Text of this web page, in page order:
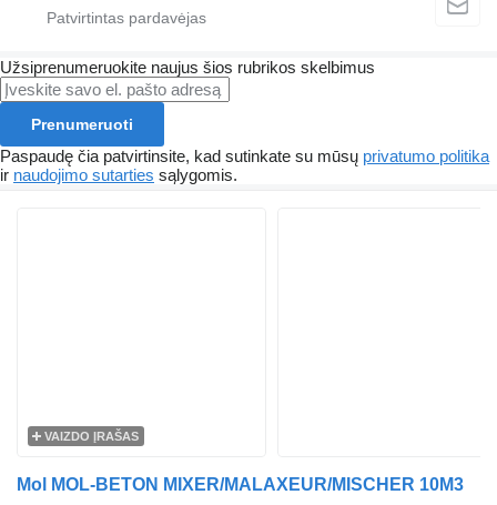
Užsiprenumeruokite naujus šios rubrikos skelbimus
Prenumeruoti
Paspaudę čia patvirtinsite, kad sutinkate su mūsų privatumo politika
ir naudojimo sutarties sąlygomis.
VAIZDO ĮRAŠAS
Mol MOL-BETON MIXER/MALAXEUR/MISCHER 10M3